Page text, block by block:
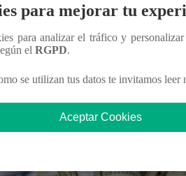
para mejorar tu
para analizar el tráfico y
el RGPD.
se utilizan tus datos te invitamos leer
Aceptar Cookies